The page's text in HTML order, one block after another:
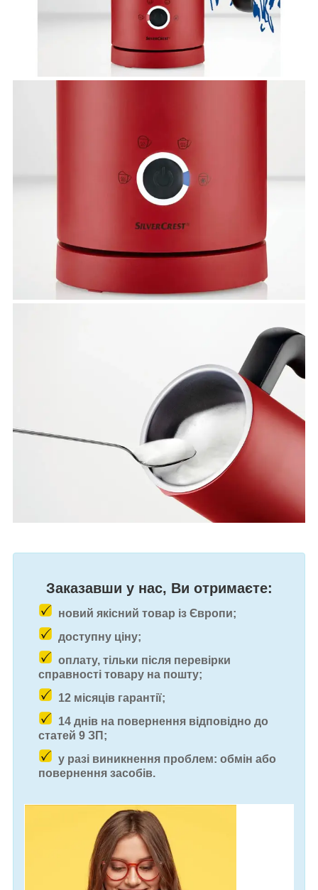
Заказавши у нас, Ви отримаєте:
новий якісний товар із Європи;
доступну ціну;
оплату, тільки після перевірки
справності товару на пошту;
12 місяців гарантії;
14 днів на повернення відповідно до
статей 9 ЗП;
у разі виникнення проблем: обмін або
повернення засобів.